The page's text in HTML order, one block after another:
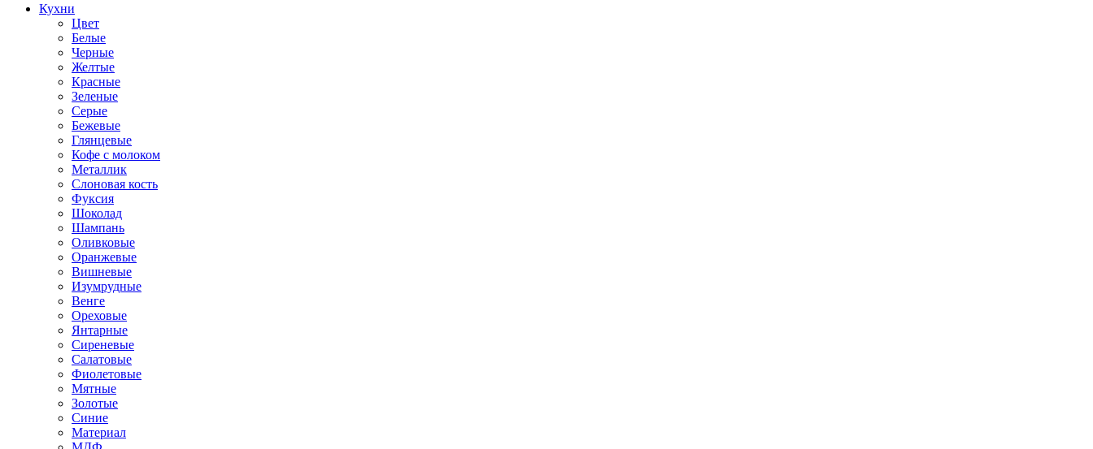
Кухни
Цвет
Белые
Черные
Желтые
Красные
Зеленые
Серые
Бежевые
Глянцевые
Кофе с молоком
Металлик
Слоновая кость
Фуксия
Шоколад
Шампань
Оливковые
Оранжевые
Вишневые
Изумрудные
Венге
Ореховые
Янтарные
Сиреневые
Салатовые
Фиолетовые
Мятные
Золотые
Синие
Материал